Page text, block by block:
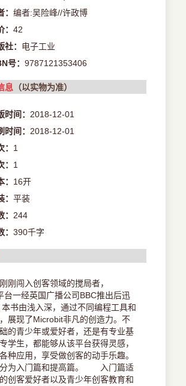
：编者:吴险峰//许政博
：42
社： 电子工业
号：9787121353406
息 （以实物为准）
时间：2018-12-01
时间：2018-12-01
： 1
： 1
： 16开
：平装
：244
：390千字
刚闯入创客领域的搅局者，
台一经英国广播公司BBC推出后迅
书由浅入深，通过不同编程工具和
展现了Microbit非凡的创造力。不
的青少年或爱好者，还是有专业基
学生，都能够从该平台获得灵感，
种应用，享受做创客的动手乐趣。
入门篇和提高篇。 入门篇适
创客爱好者以及青少年创客教育和